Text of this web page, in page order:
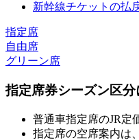
新幹線チケットの払
指定席
自由席
グリーン席
指定席券シーズン区分
普通車指定席のJR定
指定席の空席案内は、